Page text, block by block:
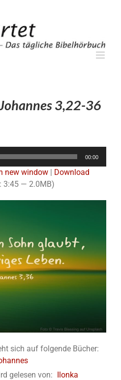
3,22-36
00:00
new window| Download
3:45 — 2.0MB)
sich auf folgende Bücher:
gelesen von: Ilonka